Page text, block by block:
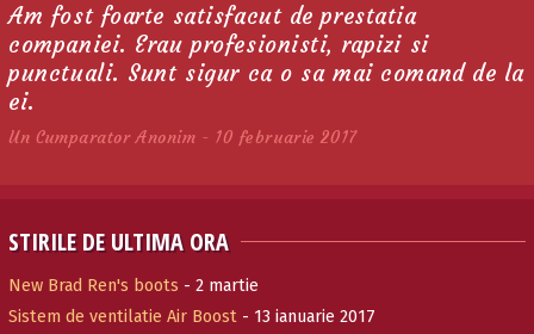
Am fost foarte satisfacut de prestatia
companiei. Erau profesionisti, rapizi si
punctuali. Sunt sigur ca o sa mai comand de la
ei.
Un Cumparator Anonim - 10 februarie 2017
STIRILE DE ULTIMA ORA
New Brad Ren's boots - 2 martie
Sistem de ventilatie Air Boost - 13 ianuarie 2017